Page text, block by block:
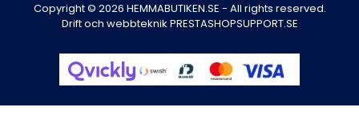
Copyright © 2026 HEMMABUTIKEN.SE - All rights reserved.
Drift och webbteknik PRESTASHOPSUPPORT.SE